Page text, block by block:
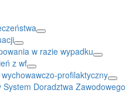
w razie wypadku
z wf
profilaktyczny
System Doradztwa Zawodowego